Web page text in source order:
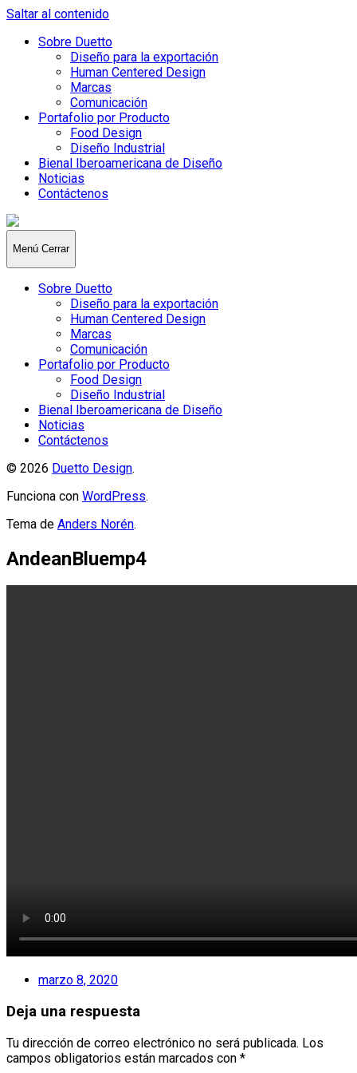
Saltar al contenido
Sobre Duetto
Diseño para la exportación
Human Centered Design
Marcas
Comunicación
Portafolio por Producto
Food Design
Diseño Industrial
Bienal Iberoamericana de Diseño
Noticias
Contáctenos
Duetto
Design
Menú Cerrar
Sobre Duetto
Diseño para la exportación
Human Centered Design
Marcas
Comunicación
Portafolio por Producto
Food Design
Diseño Industrial
Bienal Iberoamericana de Diseño
Noticias
Contáctenos
© 2026 Duetto Design.
Funciona con WordPress.
Tema de Anders Norén.
AndeanBluemp4
marzo 8, 2020
Deja una respuesta
Tu dirección de correo electrónico no será publicada. Los
campos obligatorios están marcados con *